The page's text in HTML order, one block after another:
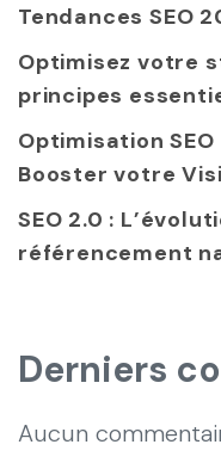
Tendances SEO
Optimisez votre
principes
Optimisation
Booster votre
SEO 2.0 :
référencement
Derniers
Aucun